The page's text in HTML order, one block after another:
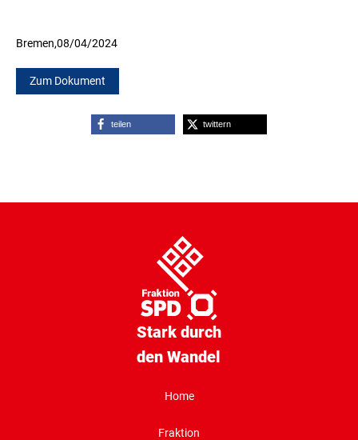
Bremen,08/04/2024
Zum Dokument
teilen twittern
Stark durch
den Wandel
Home
Fraktion